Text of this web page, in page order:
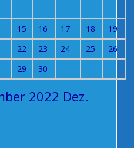
15 16 17 18
19
22 23 24 25
26
29 30
2022 Dez.